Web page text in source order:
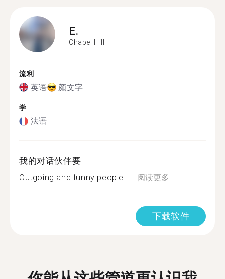
E.
Chapel Hill
流利
英语 颜文字
学
法语
我的对话伙伴要
Outgoing and funny people. :...阅读更多
下载软件